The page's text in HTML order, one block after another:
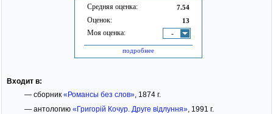
Средняя оценка: 7.54
Оценок: 13
Моя оценка: -
подробнее
Входит в:
— сборник «Романсы без слов», 1874 г.
— антологию «Григорій Кочур. Друге відлуння», 1991 г.